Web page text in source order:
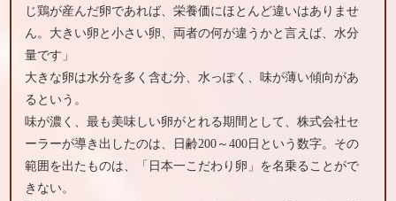
じ鶏が産んだ卵であれば、栄養価にほとんど違いはありませ
ん。大きい卵と小さい卵、両者の何が違うかと言えば、水分
量です」
大きな卵は水分を多く含む分、水っぽく、味が薄い傾向があ
るという。
味が濃く、最も美味しい卵がとれる期間として、株式会社セ
ーラーが導き出したのは、日齢200～400日という数字。その
範囲を出たものは、「日本一こだわり卵」を名乗ることがで
きない。